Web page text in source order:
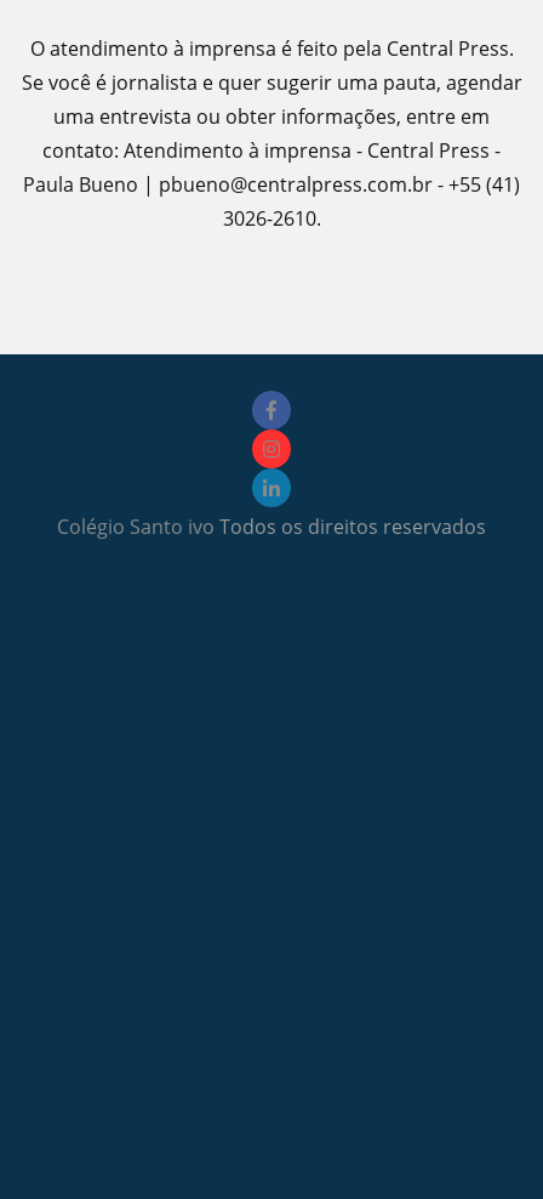
O atendimento à imprensa é feito pela Central Press.
Se você é jornalista e quer sugerir uma pauta, agendar
uma entrevista ou obter informações, entre em
contato: Atendimento à imprensa - Central Press -
Paula Bueno | pbueno@centralpress.com.br - +55 (41)
3026-2610.
Colégio Santo ivo Todos os direitos reservados